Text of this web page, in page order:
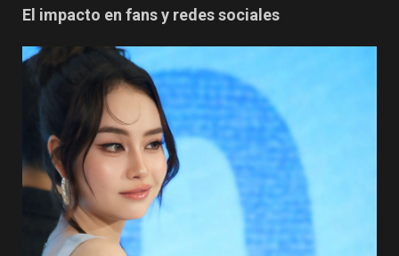
El impacto en fans y redes sociales